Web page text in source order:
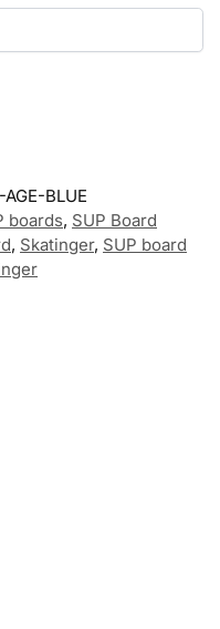
BLUE
boards, SUP Board
, Skatinger, SUP board